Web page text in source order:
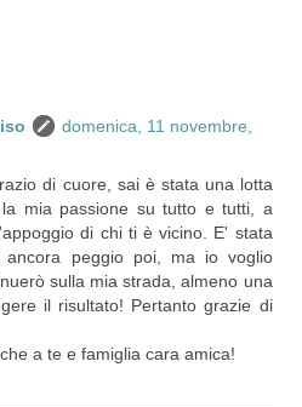
domenica, 11 novembre,
di cuore, sai è stata una lotta
mia passione su tutto e tutti, a
di chi ti è vicino. E' stata
peggio poi, ma io voglio
sulla mia strada, almeno una
il risultato! Pertanto grazie di
a te e famiglia cara amica!